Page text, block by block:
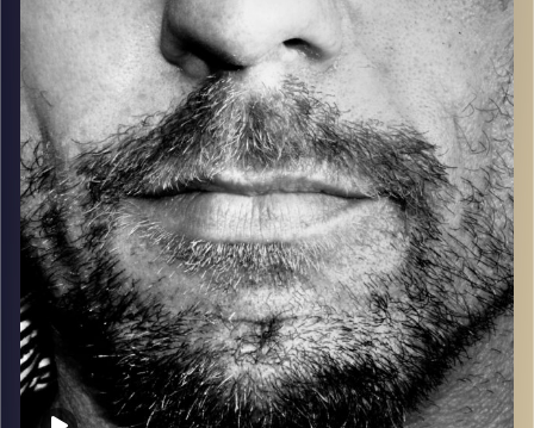
עם שמוליק רגב.
קרדיט תמונות: David Goehring